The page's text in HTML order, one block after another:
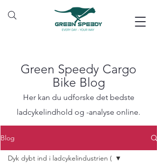
Green Speedy Cargo
Bike Blog
Her kan du udforske det bedste
ladcykelindhold og -analyse online.
Blog
Dyk dybt ind i ladcykelindustrien (